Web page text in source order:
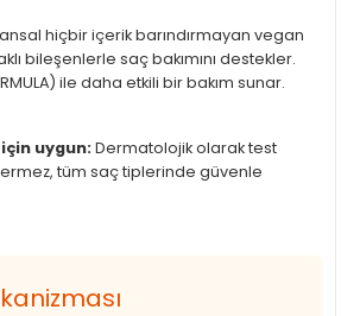
hiçbir içerik barındırmayan vegan
bileşenlerle saç bakımını destekler.
ile daha etkili bir bakım sunar.
uygun: Dermatolojik olarak test
tüm saç tiplerinde güvenle